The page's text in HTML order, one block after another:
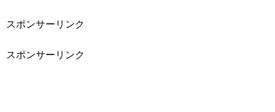
スポンサーリンク
スポンサーリンク